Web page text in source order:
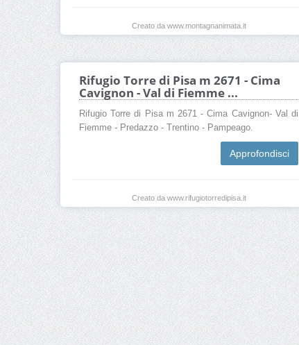
Creato da www.montagnanimata.it
Rifugio Torre di Pisa m 2671 - Cima
Cavignon - Val di Fiemme ...
Rifugio Torre di Pisa m 2671 - Cima Cavignon- Val di
Fiemme - Predazzo - Trentino - Pampeago.
Approfondisci
Creato da www.rifugiotorredipisa.it